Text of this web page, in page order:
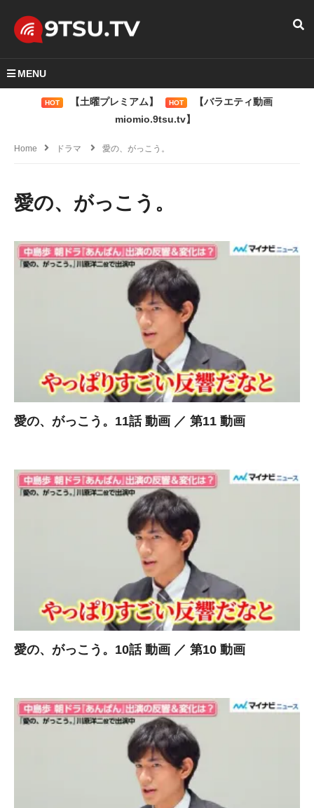
MENU
HOT 【土曜プレミアム】 HOT
【バラエティ動画
miomio.9tsu.tv】
Home ドラマ 愛の、がっこう。
愛の、がっこう。
愛の、がっこう。11話 動画 ／ 第11 動画
愛の、がっこう。10話 動画 ／ 第10 動画